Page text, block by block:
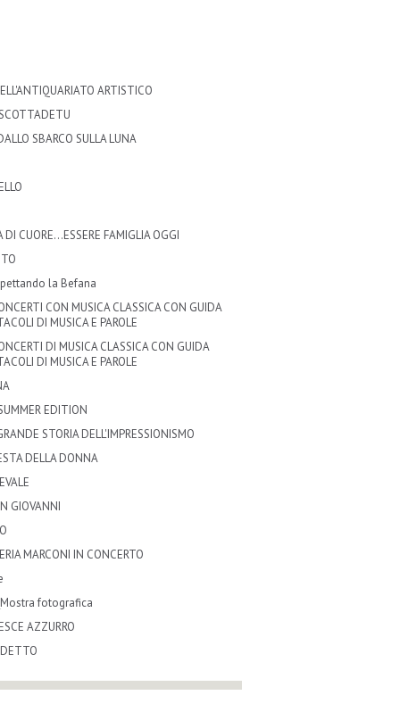
ARTISTICO
SBARCO SULLA LUNA
CUORE...ESSERE FAMIGLIA OGGI
la Befana
CON MUSICA CLASSICA CON GUIDA
DI MUSICA E PAROLE
DI MUSICA CLASSICA CON GUIDA
DI MUSICA E PAROLE
EDITION
STORIA DELL'IMPRESSIONISMO
DELLA DONNA
GIOVANNI
MARCONI IN CONCERTO
fotografica
AZZURRO